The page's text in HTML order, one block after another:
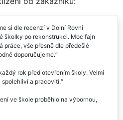
si dle recenzí v Dolní Rovni
školky po rekonstrukci. Moc fajn
práce, vše přesně dle předešlé
doporučujeme.
rok před otevřením školy. Velmi
a pracovití.
ve škole proběhlo na výbornou,